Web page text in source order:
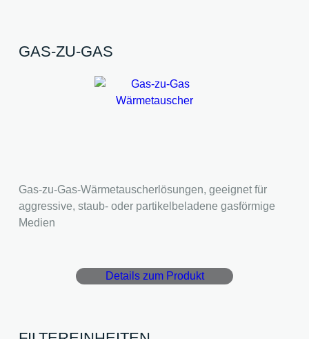
GAS-ZU-GAS
Gas-zu-Gas-Wärmetauscherlösungen, geeignet für
aggressive, staub- oder partikelbeladene gasförmige
Medien
Details zum Produkt